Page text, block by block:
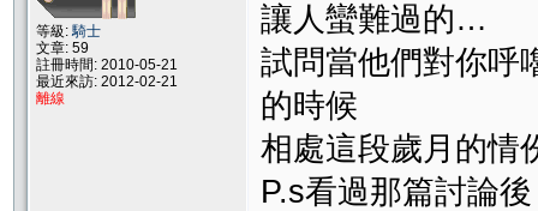
等級:騎士
文章: 59
註冊時間: 2010-05-21
最近來訪: 2012-02-21
離線
讓人蠻難過的…
試問當他們對你呼
的時候
相處這段歲月的情
P.s看過那篇討論